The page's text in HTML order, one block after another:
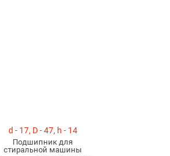
d - 17, D - 47, h - 14
Подшипник для
стиральной машины